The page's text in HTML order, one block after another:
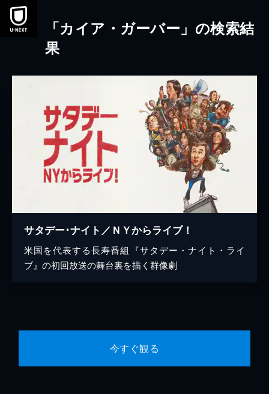
本文へスキップ
「カイア・ガーバー」の検索結
果
サタデー･ナイト／ＮＹからライブ！
米国を代表する長寿番組『サタデー・ナイト・ライ
ブ』の初回放送の舞台裏を描く群像劇
今すぐ観る